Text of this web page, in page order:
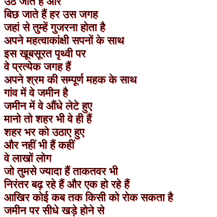
बिछ जाते हैं हर उस जगह
जहां से तुम्हें गुजरना होता है
अपने महत्वाकांक्षी सपनों के साथ
इस खूबसूरत पृथ्वी पर
वे प्रत्येक जगह हैं
अपने श्रम की सम्पूर्ण महक के साथ
गांव में वे जमीन है
जमीन में वे औंधे लेटे हुए
मानो तो शहर भी वे ही हैं
शहर भर को उठाए हुए
और नहीं भी हैं कहीं
वे लाखों लोग
जो तुमसे ज्यादा हैं ताकतवर भी
निरंतर बढ़ रहे हैं और एक हो रहे हैं
आखिर कोई कब तक किसी को रोक सकता है
जमीन पर सीधे खड़े होने से